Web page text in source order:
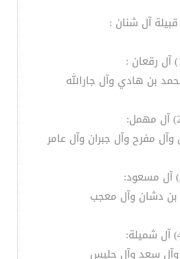
قبيلة آل شنان :
:
بن هادي وآل جارالله
مفرح وآل جبران وآل عامر
دشان وآل معجب
سعد وآل حليس